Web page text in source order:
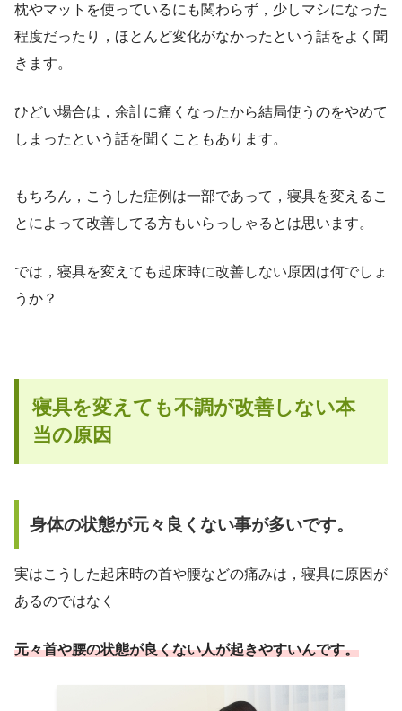
枕やマットを使っているにも関わらず，少しマシになった
程度だったり，ほとんど変化がなかったという話をよく聞
きます。
ひどい場合は，余計に痛くなったから結局使うのをやめて
しまったという話を聞くこともあります。
もちろん，こうした症例は一部であって，寝具を変えるこ
とによって改善してる方もいらっしゃるとは思います。
では，寝具を変えても起床時に改善しない原因は何でしょ
うか？
寝具を変えても不調が改善しない本
当の原因
身体の状態が元々良くない事が多いです。
実はこうした起床時の首や腰などの痛みは，寝具に原因が
あるのではなく
元々首や腰の状態が良くない人が起きやすいんです。